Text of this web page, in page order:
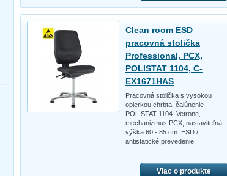
Clean room ESD
pracovná stolička
Professional, PCX,
POLISTAT 1104, C-
EX1671HAS
Pracovná stolička s vysokou
opierkou chrbta, čalúnenie
POLISTAT 1104. Vetrone,
mechanizmus PCX, nastaviteľná
výška 60 - 85 cm. ESD /
antistatické prevedenie.
Viac o produkte